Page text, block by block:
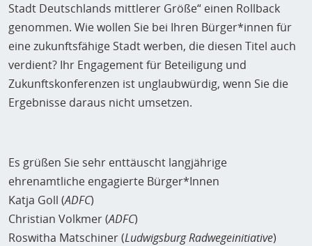
Stadt Deutschlands mittlerer Größe“ einen Rollback
genommen. Wie wollen Sie bei Ihren Bürger*innen für
eine zukunftsfähige Stadt werben, die diesen Titel auch
verdient? Ihr Engagement für Beteiligung und
Zukunftskonferenzen ist unglaubwürdig, wenn Sie die
Ergebnisse daraus nicht umsetzen.
Es grüßen Sie sehr enttäuscht langjährige
ehrenamtliche engagierte Bürger*Innen
Katja Goll (ADFC)
Christian Volkmer (ADFC)
Roswitha Matschiner (Ludwigsburg Radwegeinitiative)